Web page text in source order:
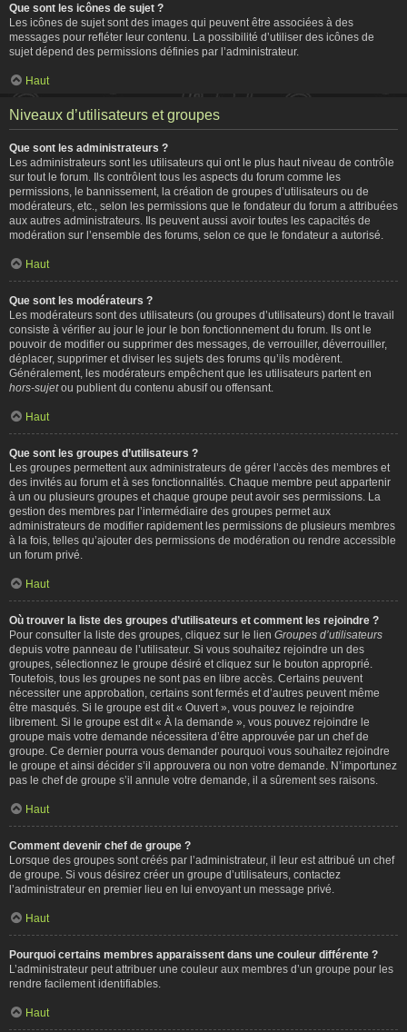
Que sont les icônes de sujet ?
Les icônes de sujet sont des images qui peuvent être associées à des
messages pour refléter leur contenu. La possibilité d’utiliser des icônes de
sujet dépend des permissions définies par l’administrateur.
Haut
Niveaux d’utilisateurs et groupes
Que sont les administrateurs ?
Les administrateurs sont les utilisateurs qui ont le plus haut niveau de contrôle
sur tout le forum. Ils contrôlent tous les aspects du forum comme les
permissions, le bannissement, la création de groupes d’utilisateurs ou de
modérateurs, etc., selon les permissions que le fondateur du forum a attribuées
aux autres administrateurs. Ils peuvent aussi avoir toutes les capacités de
modération sur l’ensemble des forums, selon ce que le fondateur a autorisé.
Haut
Que sont les modérateurs ?
Les modérateurs sont des utilisateurs (ou groupes d’utilisateurs) dont le travail
consiste à vérifier au jour le jour le bon fonctionnement du forum. Ils ont le
pouvoir de modifier ou supprimer des messages, de verrouiller, déverrouiller,
déplacer, supprimer et diviser les sujets des forums qu’ils modèrent.
Généralement, les modérateurs empêchent que les utilisateurs partent en
hors-sujetou publient du contenu abusif ou offensant.
Haut
Que sont les groupes d’utilisateurs ?
Les groupes permettent aux administrateurs de gérer l’accès des membres et
des invités au forum et à ses fonctionnalités. Chaque membre peut appartenir
à un ou plusieurs groupes et chaque groupe peut avoir ses permissions. La
gestion des membres par l’intermédiaire des groupes permet aux
administrateurs de modifier rapidement les permissions de plusieurs membres
à la fois, telles qu’ajouter des permissions de modération ou rendre accessible
un forum privé.
Haut
Où trouver la liste des groupes d’utilisateurs et comment les rejoindre ?
Pour consulter la liste des groupes, cliquez sur le lien Groupes d’utilisateurs
depuis votre panneau de l’utilisateur. Si vous souhaitez rejoindre un des
groupes, sélectionnez le groupe désiré et cliquez sur le bouton approprié.
Toutefois, tous les groupes ne sont pas en libre accès. Certains peuvent
nécessiter une approbation, certains sont fermés et d’autres peuvent même
être masqués. Si le groupe est dit « Ouvert », vous pouvez le rejoindre
librement. Si le groupe est dit « À la demande », vous pouvez rejoindre le
groupe mais votre demande nécessitera d’être approuvée par un chef de
groupe. Ce dernier pourra vous demander pourquoi vous souhaitez rejoindre
le groupe et ainsi décider s’il approuvera ou non votre demande. N’importunez
pas le chef de groupe s’il annule votre demande, il a sûrement ses raisons.
Haut
Comment devenir chef de groupe ?
Lorsque des groupes sont créés par l’administrateur, il leur est attribué un chef
de groupe. Si vous désirez créer un groupe d’utilisateurs, contactez
l’administrateur en premier lieu en lui envoyant un message privé.
Haut
Pourquoi certains membres apparaissent dans une couleur différente ?
L’administrateur peut attribuer une couleur aux membres d’un groupe pour les
rendre facilement identifiables.
Haut